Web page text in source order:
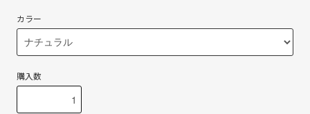
カラー
購入数